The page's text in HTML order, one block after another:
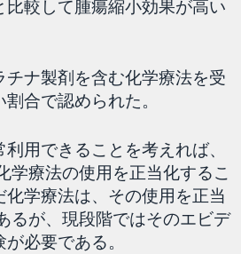
較して腫瘍縮小効果が高い
ナ製剤を含む化学療法を受
合で認められた。
用できることを考えれば、
学療法の使用を正当化するこ
学療法は、その使用を正当
るが、現段階ではそのエビデ
必要である。